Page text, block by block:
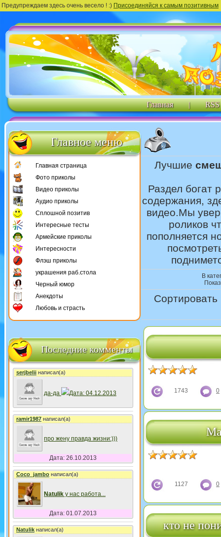
Предупреждаем здесь очень весело ! :) Присоединяйся к самым позитивным
Главная | RSS
Главное меню
Главная страница
Фото приколы
Видео приколы
Аудио приколы
Сплошной позитив
Интересные тесты
Армейские приколы
Интересности
Флэш приколы
украшения раб.стола
Черный юмор
Анекдоты
Любовь и страсть
Последние комменты
serjbeliiнаписал(а)
да-да Дата: 04.12.2013
ramir1987написал(а)
про жену правда жизни:)))
Дата: 26.10.2013
Coco_jambo написал(а)
Natulik у нас работа...
Дата: 01.07.2013
Natulikнаписал(а)
Лучшие
Раздел богат
содержания,
видео.Мы
роликов
пополняется
В
Сортировать
1743 0
1127 0
кто не